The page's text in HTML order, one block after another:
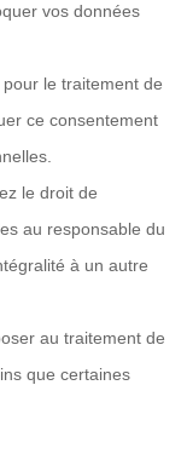
vos données
le traitement de
ce consentement
le droit de
au responsable du
à un autre
au traitement de
que certaines